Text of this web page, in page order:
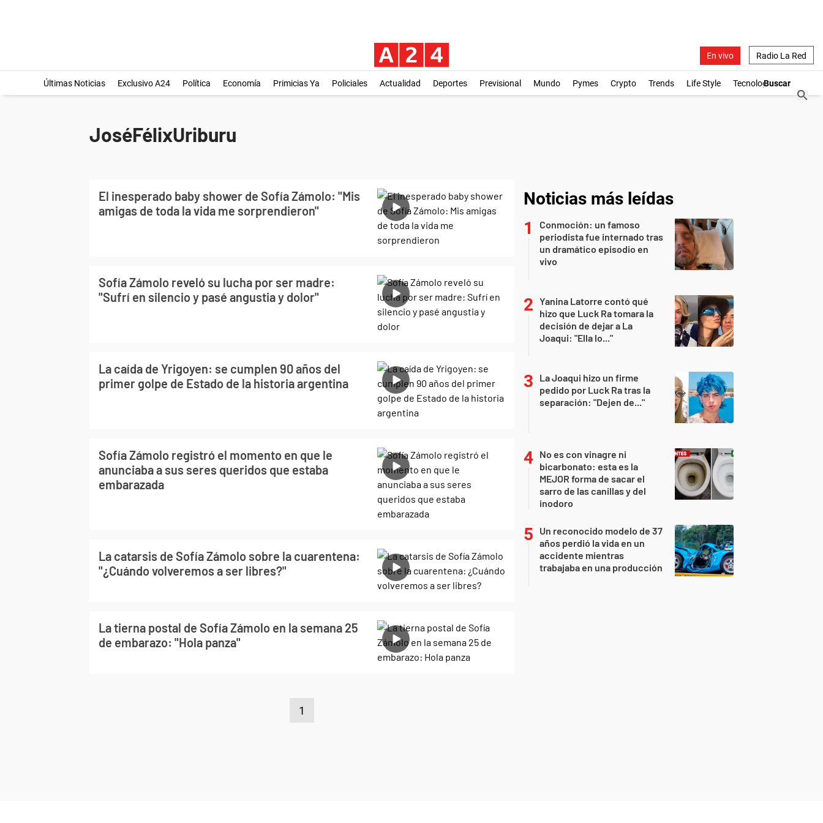
En vivo Radio La Red
Últimas Noticias Exclusivo A24 Política Economía Primicias Ya Policiales Actualidad Deportes Previsional Mundo Pymes Crypto Trends Life Style Tecnología
JoséFélixUriburu
El inesperado baby shower de Sofía Zámolo: "Mis
amigas de toda la vida me sorprendieron"
Sofía Zámolo reveló su lucha por ser madre:
"Sufrí en silencio y pasé angustia y dolor"
La caída de Yrigoyen: se cumplen 90 años del
primer golpe de Estado de la historia argentina
Sofía Zámolo registró el momento en que le
anunciaba a sus seres queridos que estaba
embarazada
La catarsis de Sofía Zámolo sobre la cuarentena:
"¿Cuándo volveremos a ser libres?"
La tierna postal de Sofía Zámolo en la semana 25
de embarazo: "Hola panza"
1
Noticias más leídas
Conmoción: un famoso
periodista fue internado tras
un dramático episodio en
vivo
Yanina Latorre contó qué
hizo que Luck Ra tomara la
decisión de dejar a La
Joaqui: "Ella lo..."
La Joaqui hizo un firme
pedido por Luck Ra tras la
separación: "Dejen de..."
No es con vinagre ni
bicarbonato: esta es la
MEJOR forma de sacar el
sarro de las canillas y del
inodoro
Un reconocido modelo de 37
años perdió la vida en un
accidente mientras
trabajaba en una producción